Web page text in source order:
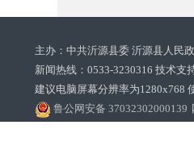
主办：中共沂源县委 沂源县人民
新闻热线：0533-3230316 技术支
建议电脑屏幕分辨率为1280x768
鲁公网安备 37032302000139